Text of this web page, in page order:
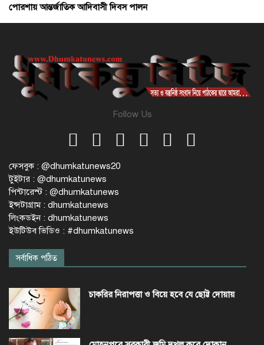
পোরশায় আন্তর্জাতিক আদিবাসী দিবস পালন
Follow Us
ফেসবুক : @dhumkatunews20
টুইটার : @dhumkatunews
পিন্টারেস্ট : @dhumkatunews
ইন্সটাগ্রাম : dhumkatunews
লিংকডইন : dhumkatunews
ইউটিউব ভিডিও : #dhumkatunews
সর্বাধিক পঠিত
চাকরির নিরাপত্তা ও বিয়ে হবে যে ছোট্ট দোয়ায়